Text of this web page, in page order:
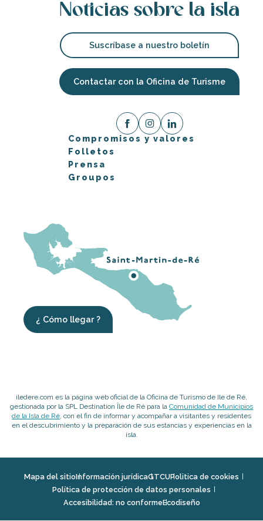
Noticias sobre la isla
Suscríbase a nuestro boletín
Contactar con la Oficina de Turisme
Compromisos y valores
Folletos
Prensa
Groupos
¿ Cómo llegar ?
iledere.com es la página web oficial de la Oficina de Turismo de Ile de Ré,
gestionada por la SPL Destination Île de Ré para la Comunidad de Municipios
de la Isla de Ré, con el fin de informar y acompañar a visitantes y residentes
en el descubrimiento y la preparación de sus estancias y experiencias en la
isla.
Mapa del sitioInformación jurídicaGTCUPolitica de cookies
Política de protección de datos personales
Accesibilidad: no conformeEcodiseño